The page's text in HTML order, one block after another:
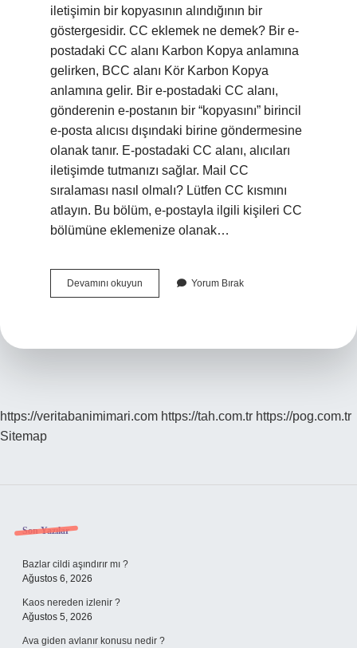
iletişimin bir kopyasının alındığının bir
göstergesidir. CC eklemek ne demek? Bir e-
postadaki CC alanı Karbon Kopya anlamına
gelirken, BCC alanı Kör Karbon Kopya
anlamına gelir. Bir e-postadaki CC alanı,
gönderenin e-postanın bir “kopyasını” birincil
e-posta alıcısı dışındaki birine göndermesine
olanak tanır. E-postadaki CC alanı, alıcıları
iletişimde tutmanızı sağlar. Mail CC
sıralaması nasıl olmalı? Lütfen CC kısmını
atlayın. Bu bölüm, e-postayla ilgili kişileri CC
bölümüne eklemenize olanak…
Devamını okuyun
Kısmına
Yorum Bırak
https://veritabanimimari.com https://tah.com.tr https://pog.com.tr
Sitemap
Sidebar
Son Yazılar
Bazlar cildi aşındırır mı ?
Ağustos 6, 2026
Kaos nereden izlenir ?
Ağustos 5, 2026
Ava giden avlanır konusu nedir ?